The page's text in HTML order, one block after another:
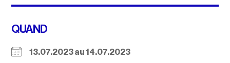
QUAND
13.07.2023 au 14.07.2023